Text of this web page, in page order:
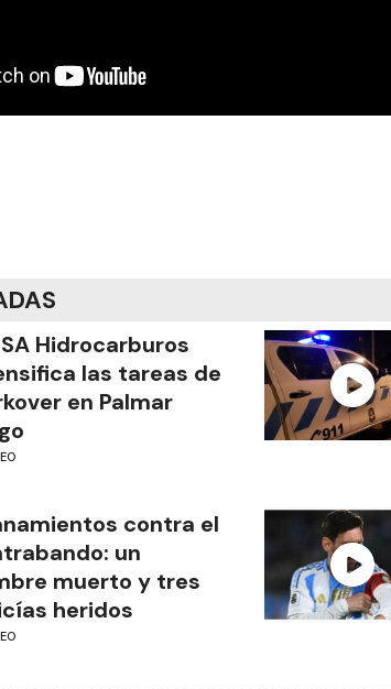
Hidrocarburos
las tareas de
en Palmar
contra el
un
muerto y tres
heridos